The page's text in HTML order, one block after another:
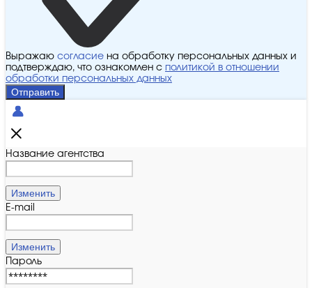
Выражаю согласие на обработку персональных данных и
подтверждаю, что ознакомлен с политикой в отношении
обработки персональных данных
Отправить
Название агентства
Изменить
E-mail
Изменить
Пароль